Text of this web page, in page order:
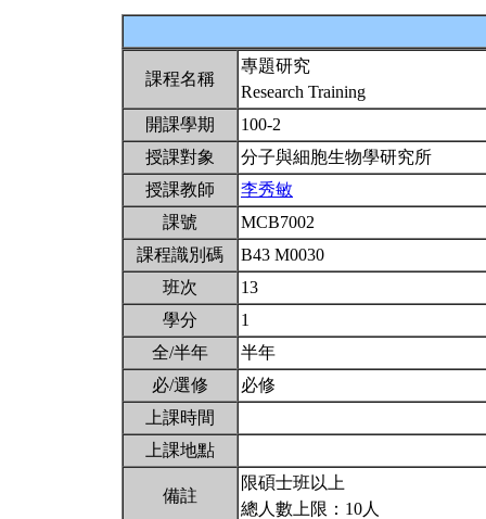
課程名稱
專題研究
Research Training
開課學期
100-2
授課對象
分子與細胞生物學研究所
授課教師
李秀敏
課號
MCB7002
課程識別碼
B43 M0030
班次
13
學分
1
全/半年
半年
必/選修
必修
上課時間
上課地點
備註
限碩士班以上
總人數上限：10人